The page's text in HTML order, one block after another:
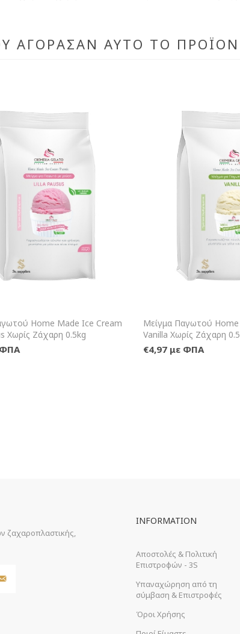
ΑΓΌΡΑΣΑΝ ΑΥΤΌ ΤΟ
+Καλάθι
Home Made Ice Cream
Χωρίς Ζάχαρη 0.5kg
ΦΠΑ
Μείγμα Παγωτού
Vanilla Χωρίς Ζάχαρη
€4,97 με ΦΠΑ
ζαχαροπλαστικής,
INFORMATION
Αποστολές & Πολιτική
Επιστροφών - 3S
Υπαναχώρηση από τη
σύμβαση & Επιστροφές
Όροι Χρήσης